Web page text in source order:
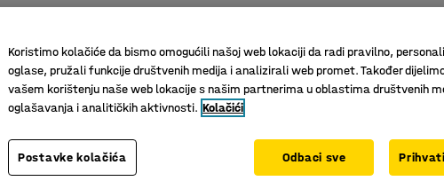
Art. br.:
Za
7,00
Koristimo kolačiće da bismo omogućili našoj web lokaciji da radi pravilno,
oglase, pružali funkcije društvenih medija i analizirali web promet. Također
vašem korištenju naše web lokacije s našim partnerima u oblastima društvenih
oglašavanja i analitičkih aktivnosti. Kolačići
Postavke kolačića Odbaci sve